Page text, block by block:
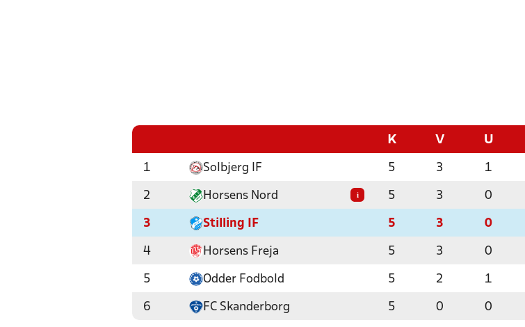
K V U
1 Solbjerg IF 5 3 1
2 Horsens Nord i 5 3 0
3 Stilling IF 5 3 0
4 Horsens Freja 5 3 0
5 Odder Fodbold 5 2 1
6 FC Skanderborg 5 0 0